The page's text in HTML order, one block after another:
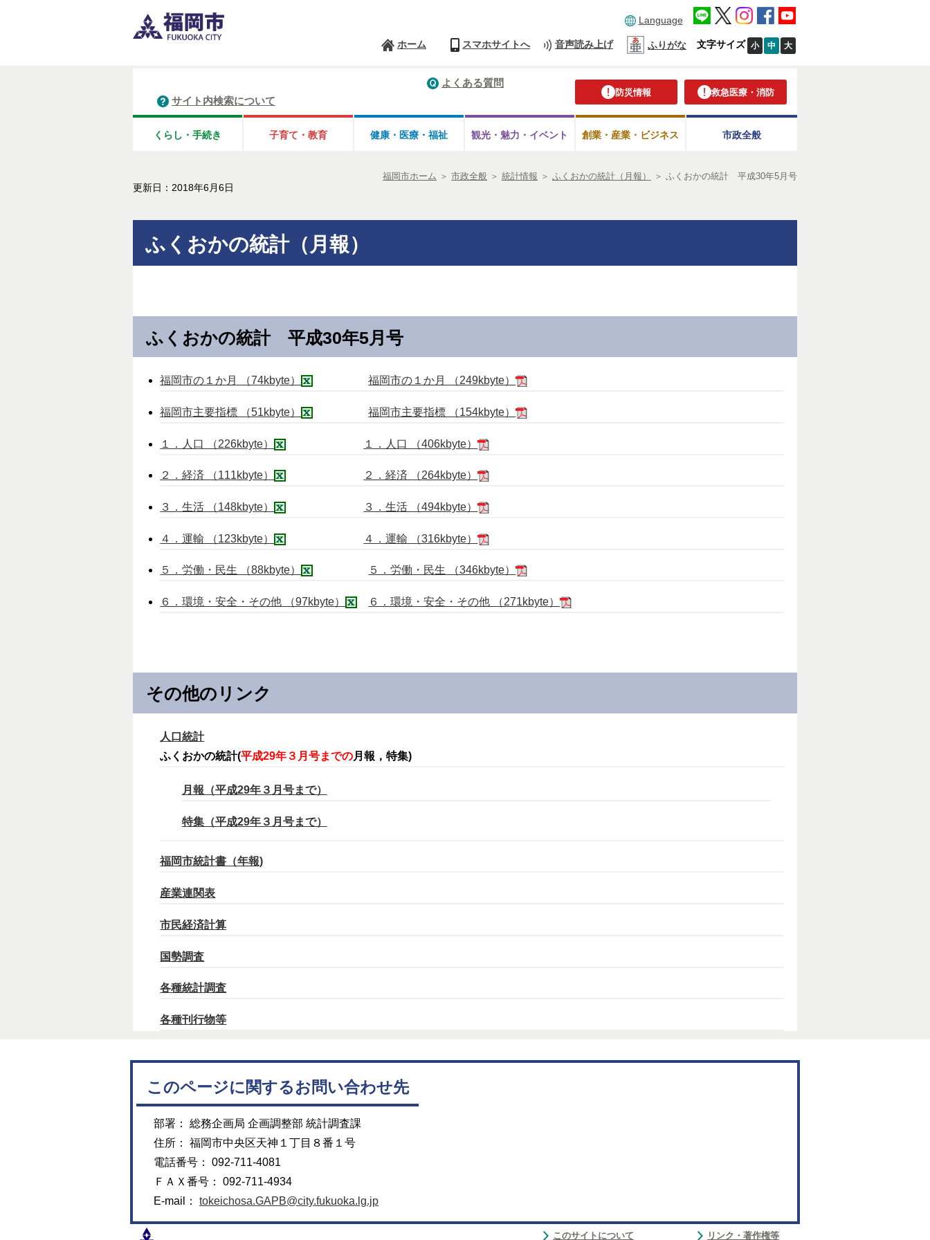
Language
ホーム スマホサイトへ 音声読み上げ ふりがな 文字サイズ 小 中 大
防災情報 救急医療・消防
よくある質問
サイト内検索について
くらし・手続き 子育て・教育 健康・医療・ 福祉 観光・魅力・ イベント 創業・産業・ビジネス 市政全般
福岡市ホーム ＞ 市政全般 ＞ 統計情報 ＞ ふくおかの統計（月報） ＞ ふくおかの統計 平成30年5月号
更新日：2018年6月6日
ふくおかの統計（月報）
ふくおかの統計 平成30年5月号
福岡市の１か月 （74kbyte） 福岡市の１か月 （249kbyte）
福岡市主要指標 （51kbyte） 福岡市主要指標 （154kbyte）
１．人口 （226kbyte） １．人口 （406kbyte）
２．経済 （111kbyte） ２．経済 （264kbyte）
３．生活 （148kbyte） ３．生活 （494kbyte）
４．運輸 （123kbyte） ４．運輸 （316kbyte）
５．労働・民生 （88kbyte） ５．労働・民生 （346kbyte）
６．環境・安全・その他 （97kbyte） ６．環境・安全・その他 （271kbyte）
その他のリンク
人口統計
ふくおかの統計(平成29年３月号までの月報，特集)
月報（平成29年３月号まで）
特集（平成29年３月号まで）
福岡市統計書（年報)
産業連関表
市民経済計算
国勢調査
各種統計調査
各種刊行物等
このページに関するお問い合わせ先
部署： 総務企画局 企画調整部 統計調査課
住所： 福岡市中央区天神１丁目８番１号
電話番号： 092-711-4081
ＦＡＸ番号： 092-711-4934
E-mail： tokeichosa.GAPB@city.fukuoka.lg.jp
このサイトについて リンク・著作権等